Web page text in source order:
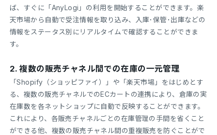
ば、すぐに「AnyLogi」の利用を開始することができます。楽
天市場から自動で受注情報を取り込み、入庫･保管･出庫などの
情報をステータス別にリアルタイムで確認することができま
す。
2. 複数の販売チャネル間での在庫の一元管理
「Shopify（ショッピファイ）」や「楽天市場」をはじめとす
る、複数の販売チャネルでのECカートの連携により、倉庫の実
在庫数を各ネットショップに自動で反映することができます。
これにより、各販売チャネルごとの在庫管理の手間を省くこと
ができる他、複数の販売チャネル間の重複販売を防ぐことがで